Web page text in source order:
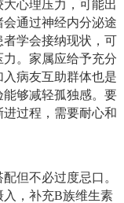
心理压力，可能出
通过神经内分泌途
学会接纳现状，可
。家属应给予充分
病友互助群体也是
够减轻孤独感。要
过程，需要耐心和
但不必过度忌口。
，补充B族维生素